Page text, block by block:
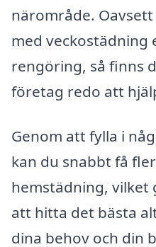
närområde.
med veckostädning
rengöring, så finns
företag redo att
Genom att fylla i
kan du snabbt få
hemstädning,
att hitta det bästa
dina behov och din